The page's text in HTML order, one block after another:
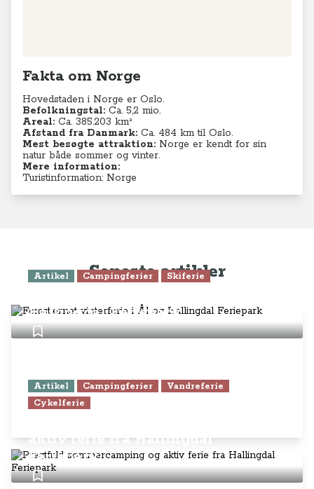
Fakta om Norge
Hovedstaden i Norge er Oslo.
Befolkningstal: Ca. 5,2 mio.
Areal: Ca. 385.203 km²
Afstand fra Danmark: Ca. 484 km til Oslo.
Mest besøgte attraktion: Norge er kendt for sin
natur både sommer og vinter.
Mere information:
Turistinformation: Norge
Seneste artikler
Artikel Campingferier Skiferie
Hallingdal Feriepark
Artikel Campingferier
Vandreferie
Cykelferie
aktiv ferie fra Hallingdal
Feriepark